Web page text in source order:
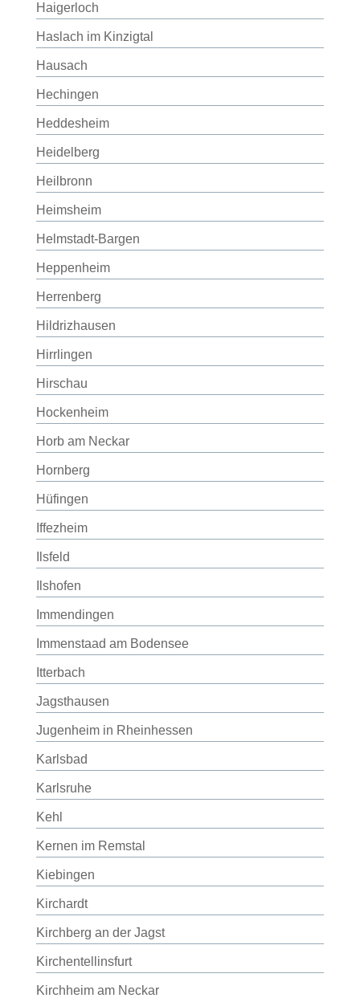
Haigerloch
Haslach im Kinzigtal
Hausach
Hechingen
Heddesheim
Heidelberg
Heilbronn
Heimsheim
Helmstadt-Bargen
Heppenheim
Herrenberg
Hildrizhausen
Hirrlingen
Hirschau
Hockenheim
Horb am Neckar
Hornberg
Hüfingen
Iffezheim
Ilsfeld
Ilshofen
Immendingen
Immenstaad am Bodensee
Itterbach
Jagsthausen
Jugenheim in Rheinhessen
Karlsbad
Karlsruhe
Kehl
Kernen im Remstal
Kiebingen
Kirchardt
Kirchberg an der Jagst
Kirchentellinsfurt
Kirchheim am Neckar